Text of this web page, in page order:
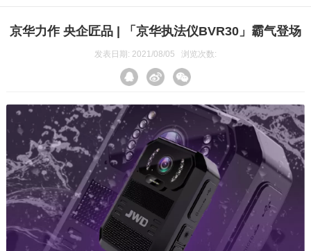
京华力作 央企匠品 | 「京华执法仪BVR30」霸气登场
发表日期: 2021/08/05 浏览次数: